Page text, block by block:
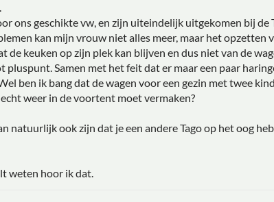
ons geschikte vw, en zijn uiteindelijk uitgekomen bij de
kan mijn vrouw niet alles meer, maar het opzetten
de keuken op zijn plek kan blijven en dus niet van de
Samen met het feit dat er maar een paar
ben ik bang dat de wagen voor een gezin met twee
weer in de voortent moet vermaken?
natuurlijk ook zijn dat je een andere Tago op het oog
weten hoor ik dat.